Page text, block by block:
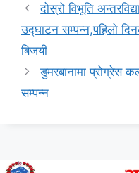
दोस्रो विभूति
उद्घाटन सम्पन्न,पहिलो
बिजयी
डुमरबानामा प्रोग्रेस
सम्पन्न